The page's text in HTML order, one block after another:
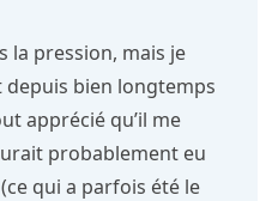
la pression, mais je
depuis bien longtemps
apprécié qu’il me
probablement eu
qui a parfois été le